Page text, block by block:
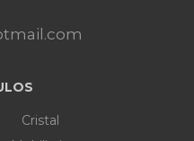
Cristal